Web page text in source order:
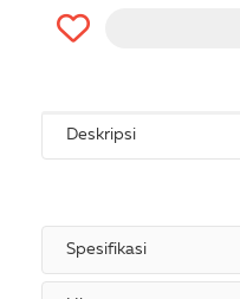
Deskripsi
Spesifikasi